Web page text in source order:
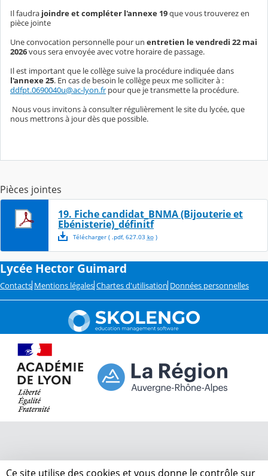
Il faudra joindre et compléter l'annexe 19que vous trouverez en
pièce jointe
Une convocation personnelle pour un entretien le vendredi 22 mai
2026vous sera envoyée avec votre horaire de passage.
Il est important que le collège suive la procédure indiquée dans
l'annexe 25. En cas de besoin le collège peux me solliciter à :
ddfpt.0690040u@ac-lyon.fr pour que je transmette la procédure.
Nous vous invitons à consulter régulièrement le site du lycée, que
nous mettrons à jour dès que possible.
Pièces jointes
19. Fiche candidat_BNMA (Bijouterie et
Ebénisterie)_définitf
Télécharger( .pdf, 627.03 ko)
Lycée Hector Guimard
Contacts Mentions légales Chartes d'utilisation Données personnelles
Ce site utilise des cookies et vous donne le contrôle sur